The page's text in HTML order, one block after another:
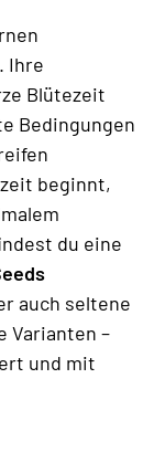
Ihre
Blütezeit
Bedingungen
beginnt,
du eine
auch seltene
Varianten –
und mit